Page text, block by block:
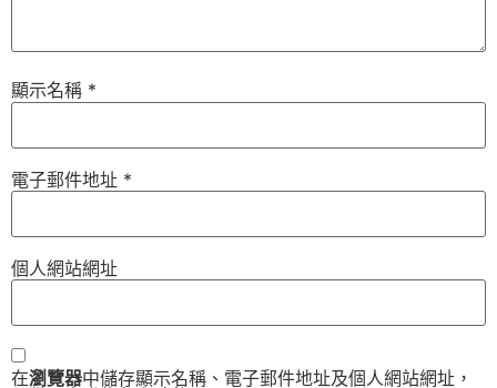
顯示名稱 *
電子郵件地址 *
個人網站網址
在瀏覽器中儲存顯示名稱、電子郵件地址及個人網站網址，